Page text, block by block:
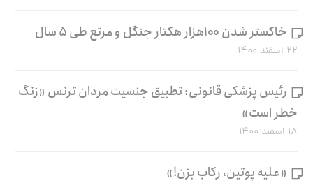
خاکستر شدن ۱۰۰هزار هکتار جنگل و مرتع طی ۵ سال
۲۲ اسفند ۱۴۰۰
رئیس پزشکی قانونی: تطبیق جنسیت مردان ترنس «زنگ
خطر است»
۱۸ اسفند ۱۴۰۰
«علیه پوتین، رکاب بزن!»